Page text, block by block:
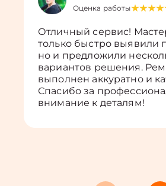
Оценка работы
Отличный сервис!
только быстро выявили
но и предложили
вариантов решения.
выполнен аккуратно и
Спасибо за
внимание к деталям!